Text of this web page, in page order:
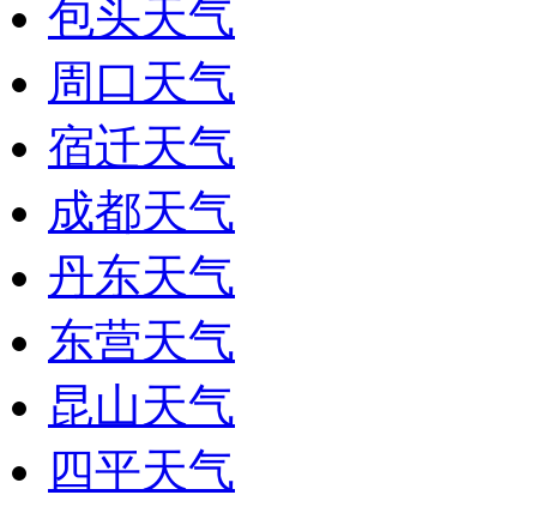
包头天气
周口天气
宿迁天气
成都天气
丹东天气
东营天气
昆山天气
四平天气